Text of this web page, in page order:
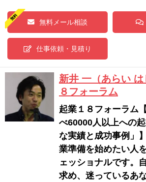
無料メール相談
仕事依頼・見積り
新井 一（あらい は
８フォーラム
起業１８フォーラム
べ60000人以上への
な実績と成功事例」
業準備を始めたい人
ェッショナルです。
求め、迷っているあ